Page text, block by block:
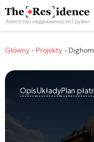
Główny - Projekty -
OpisUkładyPlan